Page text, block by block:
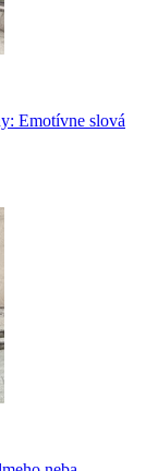
Emotívne slová